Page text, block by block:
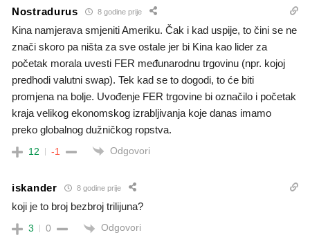
Nostradurus 8 godine prije
Kina namjerava smjeniti Ameriku. Čak i kad uspije, to čini se ne
znači skoro pa ništa za sve ostale jer bi Kina kao lider za
početak morala uvesti FER međunarodnu trgovinu (npr. kojoj
predhodi valutni swap). Tek kad se to dogodi, to će biti
promjena na bolje. Uvođenje FER trgovine bi označilo i početak
kraja velikog ekonomskog izrabljivanja koje danas imamo
preko globalnog dužničkog ropstva.
12 -1 Odgovori
iskander 8 godine prije
koji je to broj bezbroj trilijuna?
3 0 Odgovori